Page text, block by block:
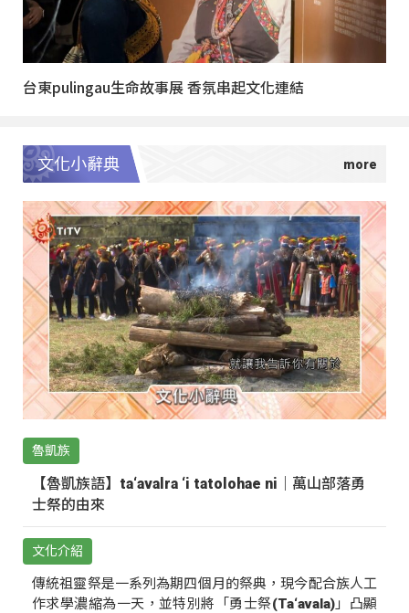
台東pulingau生命故事展 香氛串起文化連結
文化小辭典
魯凱族
【魯凱族語】ta‘avalra ‘i tatolohae ni｜萬山部落勇
士祭的由來
文化介紹
傳統祖靈祭是一系列為期四個月的祭典，現今配合族人工
作求學濃縮為一天，並特別將「勇士祭(Ta‘avala)」凸顯